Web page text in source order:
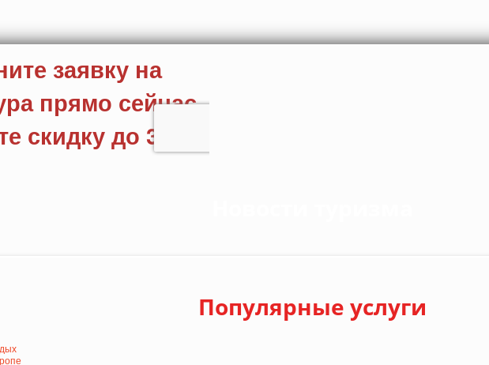
Популярные услуги